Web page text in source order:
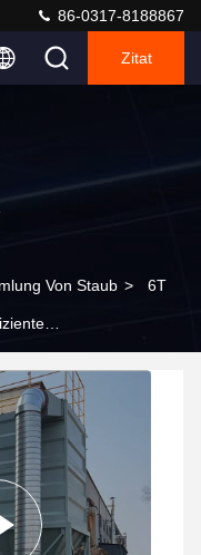
86-0317-8188867
Zitat
Von Staub > 6T